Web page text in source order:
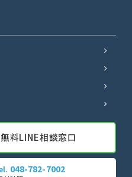
無料LINE相談窓口
048-782-7002